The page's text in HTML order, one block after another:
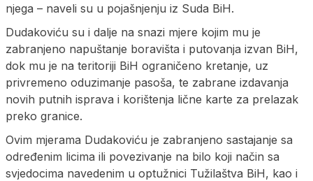
njega – naveli su u pojašnjenju iz Suda BiH.
Dudakoviću su i dalje na snazi mjere kojim mu je
zabranjeno napuštanje boravišta i putovanja izvan BiH,
dok mu je na teritoriji BiH ograničeno kretanje, uz
privremeno oduzimanje pasoša, te zabrane izdavanja
novih putnih isprava i korištenja lične karte za prelazak
preko granice.
Ovim mjerama Dudakoviću je zabranjeno sastajanje sa
određenim licima ili povezivanje na bilo koji način sa
svjedocima navedenim u optužnici Tužilaštva BiH, kao i